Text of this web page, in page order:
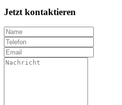
Jetzt kontaktieren